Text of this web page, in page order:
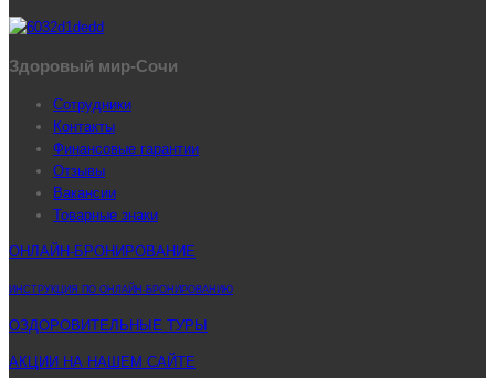
Здоровый мир-Сочи
Сотрудники
Контакты
Финансовые гарантии
Отзывы
Вакансии
Товарные знаки
ОНЛАЙН-БРОНИРОВАНИЕ
ИНСТРУКЦИЯ ПО ОНЛАЙН-БРОНИРОВАНИЮ
ОЗДОРОВИТЕЛЬНЫЕ ТУРЫ
АКЦИИ НА НАШЕМ САЙТЕ